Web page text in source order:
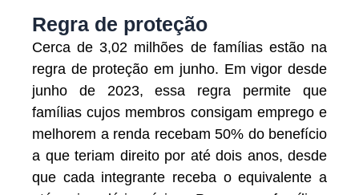
Regra de proteção
Cerca de 3,02 milhões de famílias estão na
regra de proteção em junho. Em vigor desde
junho de 2023, essa regra permite que
famílias cujos membros consigam emprego e
melhorem a renda recebam 50% do benefício
a que teriam direito por até dois anos, desde
que cada integrante receba o equivalente a